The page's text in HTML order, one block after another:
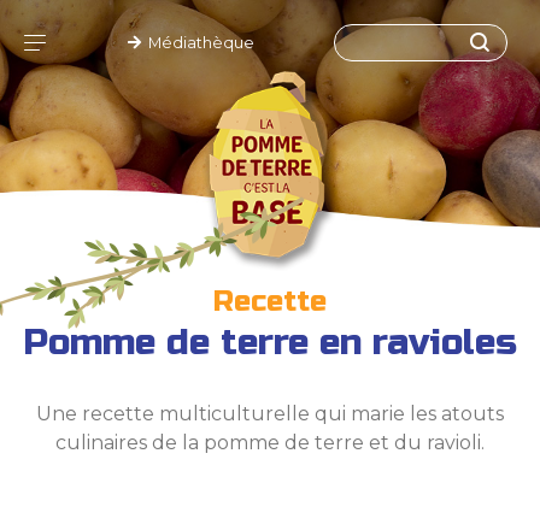
Médiathèque
Recette
Pomme de terre en ravioles
Une recette multiculturelle qui marie les atouts
culinaires de la pomme de terre et du ravioli.